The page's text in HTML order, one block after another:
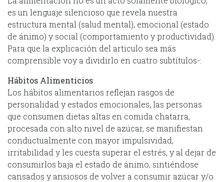
es un lenguaje silencioso que revela nuestra
estructura mental (salud mental), emocional (estado
de ánimo) y social (comportamiento y productividad).
Para que la explicación del articulo sea más
comprensible voy a dividirlo en cuatro subtítulos-:
Hábitos Alimenticios
Los hábitos alimentarios reflejan rasgos de
personalidad y estados emocionales, las personas
que consumen dietas altas en comida chatarra,
procesada con alto nivel de azúcar, se manifiestan
conductualmente con mayor impulsividad,
irritabilidad y les cuesta superar el estrés, y al dejar de
consumirlos baja el estado de ánimo, sintiéndose
cansados y ansiosos de volver a consumir azúcar y/o